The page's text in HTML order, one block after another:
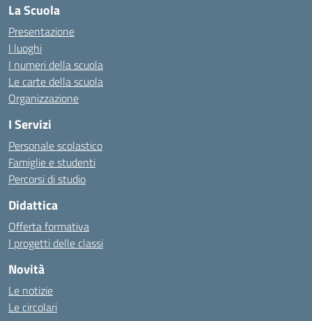
La Scuola
Presentazione
I luoghi
I numeri della scuola
Le carte della scuola
Organizzazione
I Servizi
Personale scolastico
Famiglie e studenti
Percorsi di studio
Didattica
Offerta formativa
I progetti delle classi
Novità
Le notizie
Le circolari